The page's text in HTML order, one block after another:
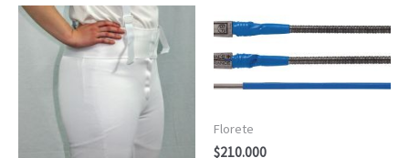
Florete
$210.000